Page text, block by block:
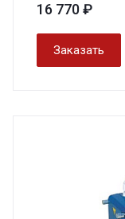
16 770 ₽
Заказать